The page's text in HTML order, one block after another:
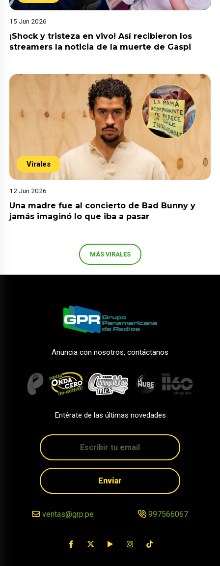
15 Jun 2026
¡Shock y tristeza en vivo! Así recibieron los
streamers la noticia de la muerte de Gaspi
Virales
12 Jun 2026
Una madre fue al concierto de Bad Bunny y
jamás imaginó lo que iba a pasar
MÁS VIRALES
Anuncia con nosotros, contáctanos
Entérate de las últimas novedades
Enviar
ventas@grp.pe 997566067